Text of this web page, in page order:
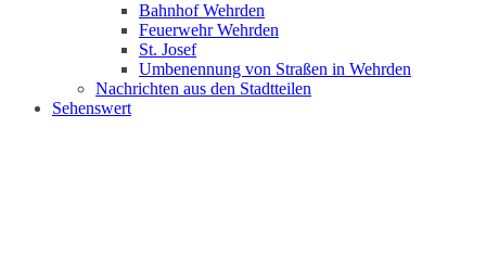
Bahnhof Wehrden
Feuerwehr Wehrden
St. Josef
Umbenennung von Straßen in Wehrden
Nachrichten aus den Stadtteilen
Sehenswert